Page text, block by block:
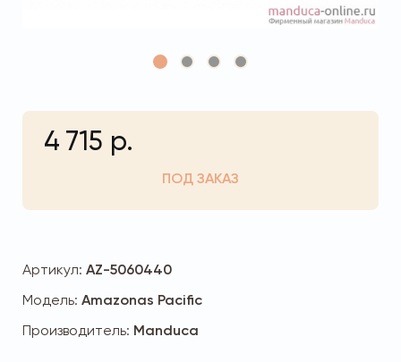
Артикул: AZ-5060440
Модель: Amazonas Pacific
Производитель: Manduca
4 715 р.
ПОД ЗАКАЗ